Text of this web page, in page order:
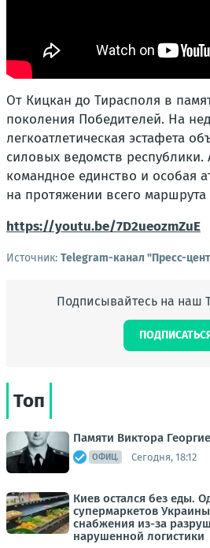
От Кицкан до Тирасполя в
поколения Победителей. На
легкоатлетическая эстафета
силовых ведомств
командное единство и особая
на протяжении всего маршрута
https://youtu.be/7D2ueozmZuE
Источник: Telegram-канал "Пресс-
Подписывайтесь на наш
Топ
Памяти Виктора
ОФИЦ. Сегодня, 18:12
Киев остался без еды.
супермаркетов
снабжения из-за
нарушенной логистики